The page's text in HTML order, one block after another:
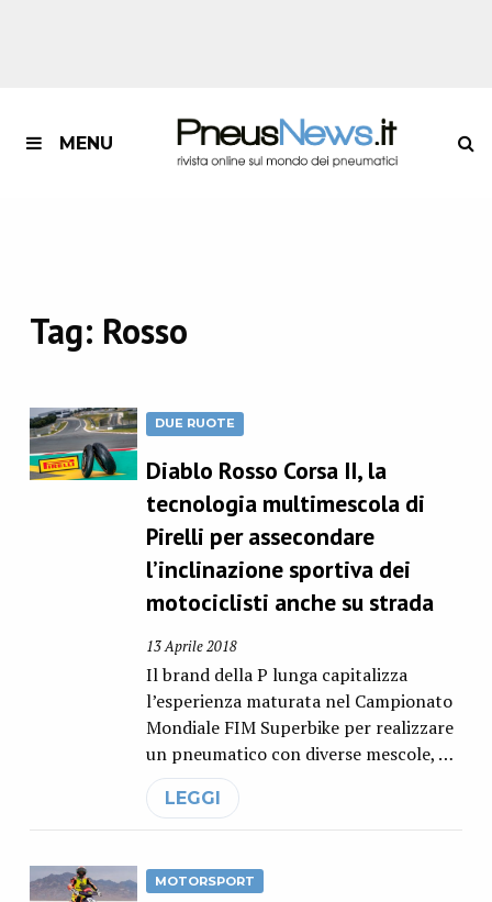
MENU
Tag: Rosso
DUE RUOTE
Diablo Rosso Corsa II, la
tecnologia multimescola di
Pirelli per assecondare
l’inclinazione sportiva dei
motociclisti anche su strada
13 Aprile 2018
Il brand della P lunga capitalizza
l’esperienza maturata nel Campionato
Mondiale FIM Superbike per realizzare
un pneumatico con diverse mescole, …
LEGGI
MOTORSPORT